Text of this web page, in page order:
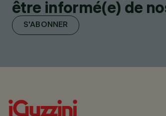
être informé(e) de
S'ABONNER